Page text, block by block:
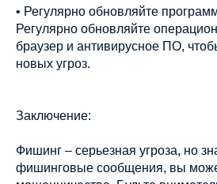
• Регулярно обновляйте
Регулярно обновляйте
браузер и антивирусное ПО,
новых угроз.
Заключение:
Фишинг – серьезная угроза, но
фишинговые сообщения, вы